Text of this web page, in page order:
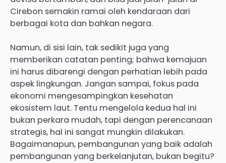
Cirebon semakin ramai oleh kendaraan dari
berbagai kota dan bahkan negara.
Namun, di sisi lain, tak sedikit juga yang
memberikan catatan penting; bahwa kemajuan
ini harus dibarengi dengan perhatian lebih pada
aspek lingkungan. Jangan sampai, fokus pada
ekonomi mengesampingkan kesehatan
ekosistem laut. Tentu mengelola kedua hal ini
bukan perkara mudah, tapi dengan perencanaan
strategis, hal ini sangat mungkin dilakukan.
Bagaimanapun, pembangunan yang baik adalah
pembangunan yang berkelanjutan, bukan begitu?